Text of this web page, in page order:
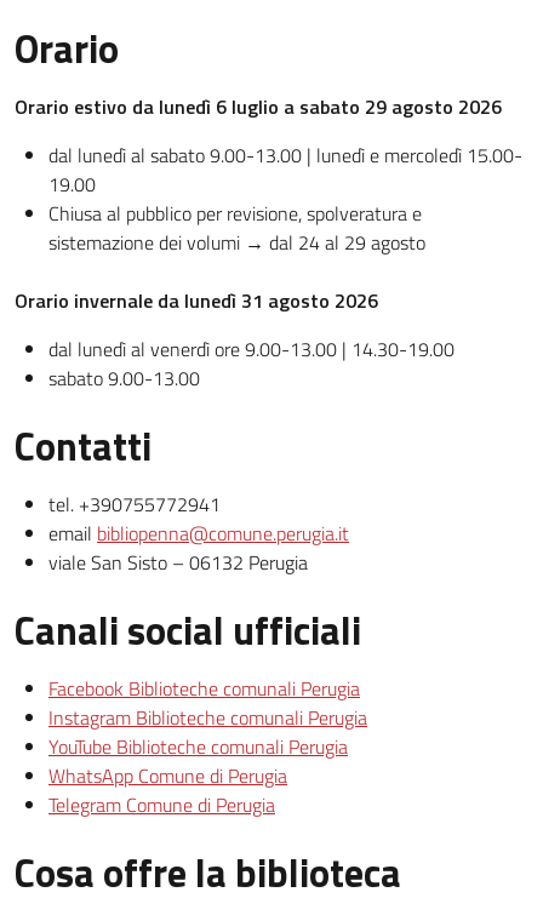
Orario
Orario estivo da lunedì 6 luglio a sabato 29 agosto 2026
dal lunedì al sabato 9.00-13.00 | lunedì e mercoledì 15.00-
19.00
Chiusa al pubblico per revisione, spolveratura e
sistemazione dei volumi → dal 24 al 29 agosto
Orario invernale da lunedì 31 agosto 2026
dal lunedì al venerdì ore 9.00-13.00 | 14.30-19.00
sabato 9.00-13.00
Contatti
tel. +390755772941
email bibliopenna@comune.perugia.it
viale San Sisto – 06132 Perugia
Canali social ufficiali
Facebook Biblioteche comunali Perugia
Instagram Biblioteche comunali Perugia
YouTube Biblioteche comunali Perugia
WhatsApp Comune di Perugia
Telegram Comune di Perugia
Cosa offre la biblioteca